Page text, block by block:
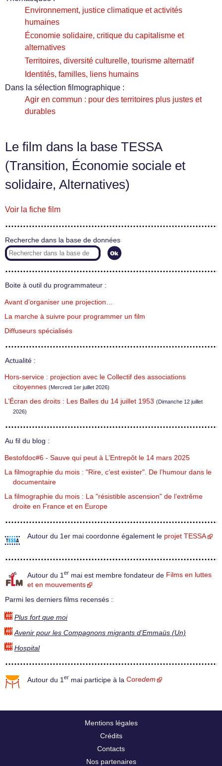
Environnement, justice climatique et activités
humaines
Économie solidaire, critique du capitalisme et
alternatives
Territoires, diversité culturelle, tourisme alternatif
Identités, familles, liens humains
Dans la sélection filmographique :
Agir en commun : pour des territoires plus justes et
durables
Le film dans la base TESSA
(Transition, Économie sociale et
solidaire, Alternatives)
Voir la fiche film
Recherche dans la base de données
Boite à outil du programmateur :
Avant d’organiser une projection…
La marche à suivre pour programmer un film
Diffuseurs spécialisés
Actualité :
Hors-service : projection avec le Collectif des associations
citoyennes (Mercredi 1er juillet 2026)
L’Écran des droits : Les Balles du 14 juillet 1953 (Dimanche 12 juillet
2026)
Au fil du blog :
Bestofdoc#6 - Sauve qui peut à L’Entrepôt le 14 mars 2025
La filmographie du mois : "Rire, c’est exister". De l’humour dans le
documentaire
La filmographie du mois : La "résistible ascension" de l’extrême
droite en France et en Europe
Autour du 1er mai coordonne également le projet TESSA
Autour du 1 er mai est membre fondateur de Films en luttes
et en mouvements
Parmi les derniers films recensés :
Plus fort que moi
Avenir pour les Compagnons migrants d’Emmaüs (Un)
Hospital
Autour du 1 er mai participe à la Coredem
Mentions légales
Crédits
Contacts
Nos partenaires